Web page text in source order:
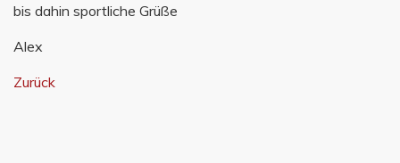
bis dahin sportliche Grüße
Alex
Zurück